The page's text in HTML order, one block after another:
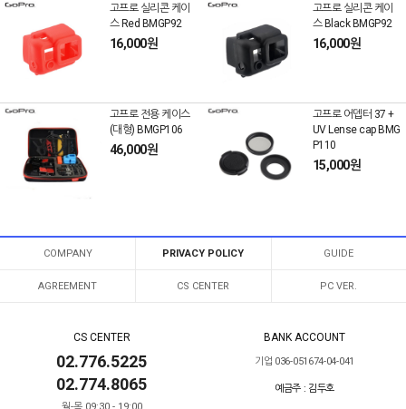
고프로 실리콘 케이
스 Red BMGP92
16,000원
고프로 실리콘 케이
스 Black BMGP92
16,000원
고프로 전용 케이스
(대형) BMGP106
46,000원
고프로 어뎁터 37 +
UV Lense cap BMG
P110
15,000원
COMPANY PRIVACY POLICY GUIDE
AGREEMENT CS CENTER PC VER.
CS CENTER
02.776.5225
02.774.8065
BANK ACCOUNT
기업 036-051674-04-041
예금주 : 김두호